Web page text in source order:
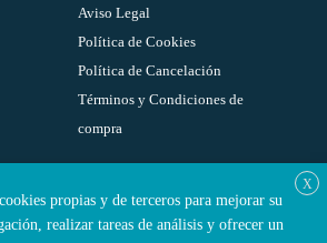
Aviso Legal
Política de Cookies
Política de Cancelación
Términos y Condiciones de
compra
Tel:
660 849 271/
91 715
X
propias y de terceros para mejorar su
realizar tareas de análisis y ofrecer un